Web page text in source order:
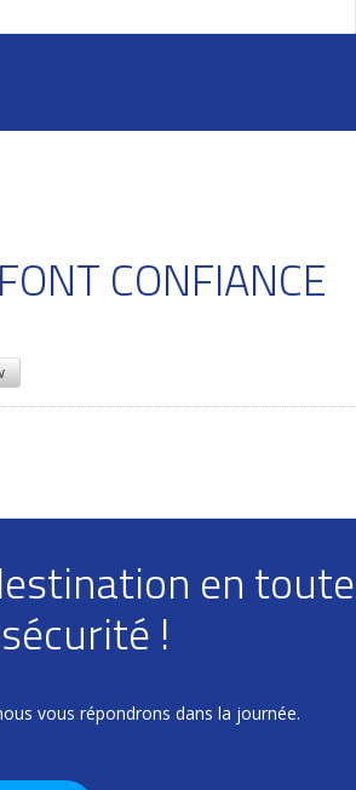
CONFIANCE
en toute
sécurité !
vous répondrons dans la journée.